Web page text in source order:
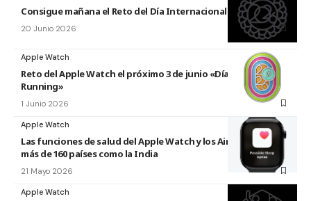
Consigue mañana el Reto del Día Internacional del Yoga 2026
20 Junio 2026
Apple Watch
Reto del Apple Watch el próximo 3 de junio «Día Mundial del
Running»
1 Junio 2026
Apple Watch
Las funciones de salud del Apple Watch y los AirPods llegan a
más de 160 países como la India
21 Mayo 2026
Apple Watch